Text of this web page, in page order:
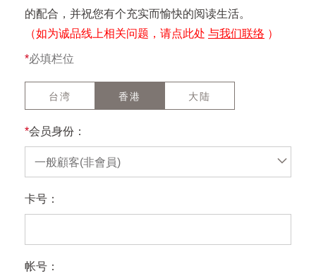
的配合，并祝您有个充实而愉快的阅读生活。
（如为诚品线上相关问题，请点此处 与我们联络 ）
*必填栏位
台湾 香港 大陆
*会员身份：
一般顧客(非會員)
卡号：
帐号：